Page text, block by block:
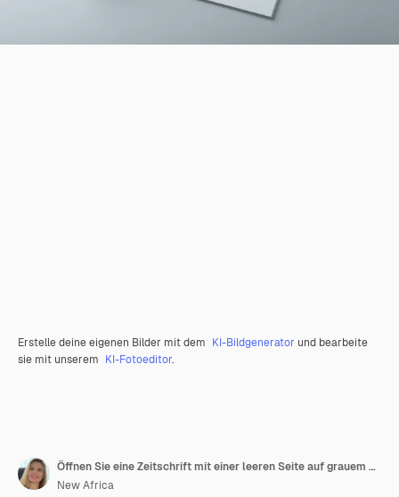
Erstelle deine eigenen Bilder mit dem KI-Bildgenerator und bearbeite
sie mit unserem KI-Fotoeditor.
Öffnen Sie eine Zeitschrift mit einer leeren Seite auf grauem Hintergrund Mockup für das Design
New Africa